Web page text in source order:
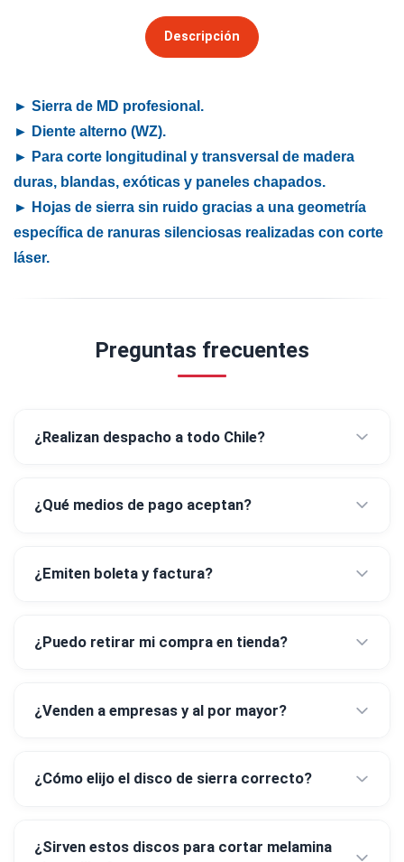
Descripción
► Sierra de MD profesional.
► Diente alterno (WZ).
► Para corte longitudinal y transversal de madera
duras, blandas, exóticas y paneles chapados.
► Hojas de sierra sin ruido gracias a una geometría
específica de ranuras silenciosas realizadas con corte
láser.
Preguntas frecuentes
¿Realizan despacho a todo Chile?
¿Qué medios de pago aceptan?
¿Emiten boleta y factura?
¿Puedo retirar mi compra en tienda?
¿Venden a empresas y al por mayor?
¿Cómo elijo el disco de sierra correcto?
¿Sirven estos discos para cortar melamina